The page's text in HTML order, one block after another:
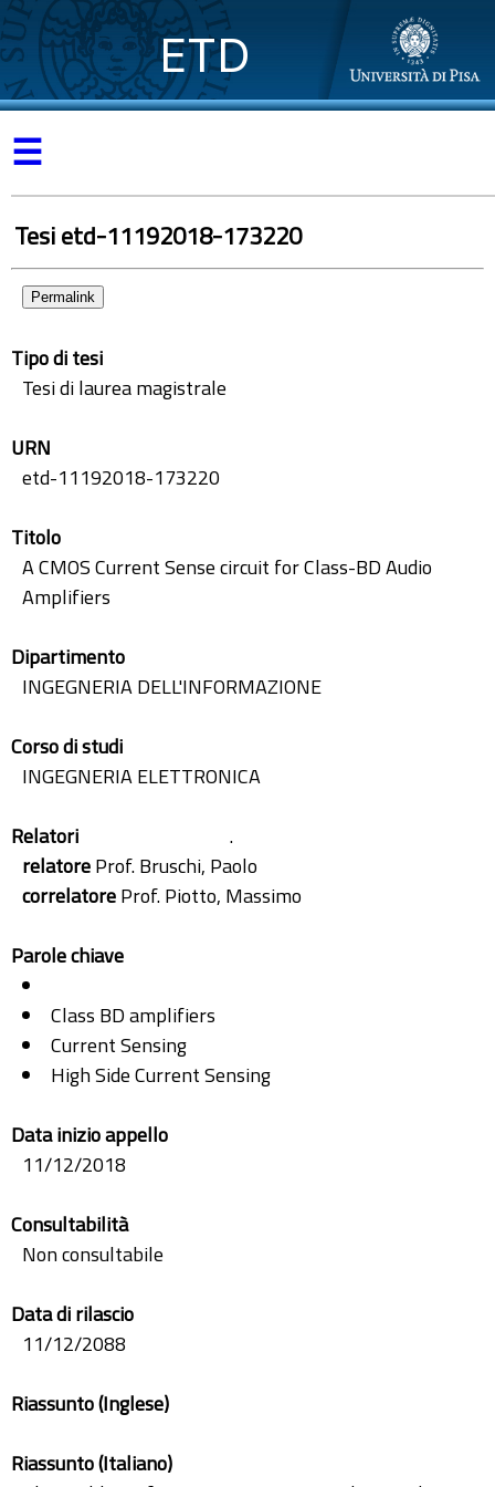
ETD
☰
Tesi etd-11192018-173220
Permalink
Tipo di tesi
Tesi di laurea magistrale
URN
etd-11192018-173220
Titolo
A CMOS Current Sense circuit for Class-BD Audio
Amplifiers
Dipartimento
INGEGNERIA DELL'INFORMAZIONE
Corso di studi
INGEGNERIA ELETTRONICA
Relatori
.
relatoreProf. Bruschi, Paolo
correlatoreProf. Piotto, Massimo
Parole chiave
Class BD amplifiers
Current Sensing
High Side Current Sensing
Data inizio appello
11/12/2018
Consultabilità
Non consultabile
Data di rilascio
11/12/2088
Riassunto (Inglese)
Riassunto (Italiano)